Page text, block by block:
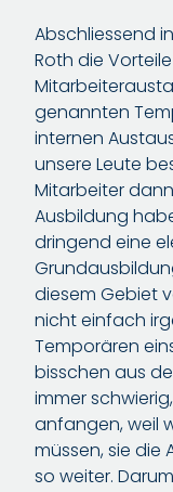
Abschliessend
Roth die
genannten
internen
unsere Leute
Mitarbeiter
Ausbildung
dringend eine
diesem Gebiet
nicht einfach
Temporären
bisschen aus
immer
anfangen, weil
müssen, sie die
so weiter.